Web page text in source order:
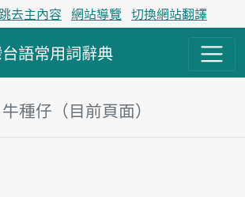
去主內容 網站導覽 切換網站翻譯
語常用詞辭典
種仔（目前頁面）